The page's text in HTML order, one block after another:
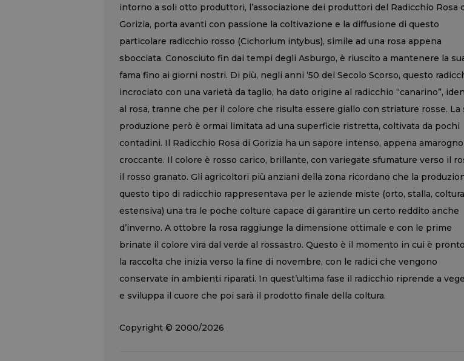
intorno a soli otto produttori, l’associazione dei produttori del Radicchio Rosa
Gorizia, porta avanti con passione la coltivazione e la diffusione di questo
particolare radicchio rosso (Cichorium intybus), simile ad una rosa appena
sbocciata. Conosciuto fin dai tempi degli Asburgo, è riuscito a mantenere la
fama fino ai giorni nostri. Di più, negli anni ‘50 del Secolo Scorso, questo
incrociato con una varietà da taglio, ha dato origine al radicchio “canarino”,
al rosa, tranne che per il colore che risulta essere giallo con striature rosse. La
produzione però è ormai limitata ad una superficie ristretta, coltivata da pochi
contadini. Il Radicchio Rosa di Gorizia ha un sapore intenso, appena
croccante. Il colore è rosso carico, brillante, con variegate sfumature verso il
il rosso granato. Gli agricoltori più anziani della zona ricordano che la
questo tipo di radicchio rappresentava per le aziende miste (orto, stalla, coltura
estensiva) una tra le poche colture capace di garantire un certo reddito anche
d’inverno. A ottobre la rosa raggiunge la dimensione ottimale e con le prime
brinate il colore vira dal verde al rossastro. Questo è il momento in cui è
la raccolta che inizia verso la fine di novembre, con le radici che vengono
conservate in ambienti riparati. In quest’ultima fase il radicchio riprende a
e sviluppa il cuore che poi sarà il prodotto finale della coltura.
Copyright © 2000/2026